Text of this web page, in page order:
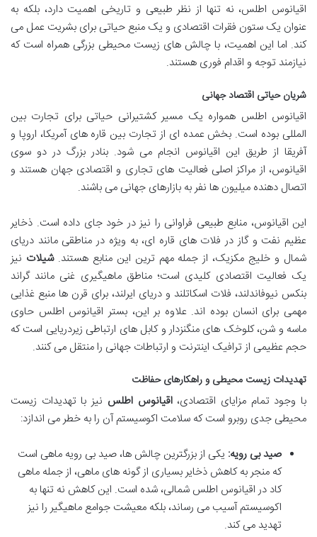
اقیانوس اطلس، نه تنها از نظر طبیعی و تاریخی اهمیت دارد، بلکه به
عنوان یک ستون فقرات اقتصادی و یک منبع حیاتی برای بشریت عمل می
کند. اما این اهمیت، با چالش های زیست محیطی بزرگی همراه است که
نیازمند توجه و اقدام فوری هستند.
شریان حیاتی اقتصاد جهانی
اقیانوس اطلس همواره یک مسیر کشتیرانی حیاتی برای تجارت بین
المللی بوده است. بخش عمده ای از تجارت بین قاره های آمریکا، اروپا و
آفریقا از طریق این اقیانوس انجام می شود. بنادر بزرگ در دو سوی
اقیانوس، از مراکز اصلی فعالیت های تجاری و اقتصادی جهان هستند و
اتصال دهنده میلیون ها نفر به بازارهای جهانی می باشند.
این اقیانوس، منابع طبیعی فراوانی را نیز در خود جای داده است. ذخایر
عظیم نفت و گاز در فلات های قاره ای، به ویژه در مناطقی مانند دریای
شمال و خلیج مکزیک، از جمله مهم ترین این منابع هستند.شیلات نیز
یک فعالیت اقتصادی کلیدی است؛ مناطق ماهیگیری غنی مانند گراند
بنکس نیوفاندلند، فلات اسکاتلند و دریای ایرلند، برای قرن ها منبع غذایی
مهمی برای انسان بوده اند. علاوه بر این، بستر اقیانوس اطلس حاوی
ماسه و شن، کلوخک های منگنزدار و کابل های ارتباطی زیردریایی است که
حجم عظیمی از ترافیک اینترنت و ارتباطات جهانی را منتقل می کنند.
تهدیدات زیست محیطی و راهکارهای حفاظت
با وجود تمام مزایای اقتصادی،اقیانوس اطلس نیز با تهدیدات زیست
محیطی جدی روبرو است که سلامت اکوسیستم آن را به خطر می اندازد:
صید بی رویه: یکی از بزرگترین چالش ها، صید بی رویه ماهی است
که منجر به کاهش ذخایر بسیاری از گونه های ماهی، از جمله ماهی
کاد در اقیانوس اطلس شمالی، شده است. این کاهش نه تنها به
اکوسیستم آسیب می رساند، بلکه معیشت جوامع ماهیگیر را نیز
تهدید می کند.